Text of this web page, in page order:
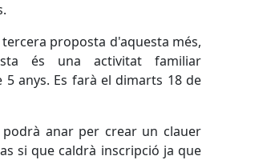
proposta d'aquesta més,
és una activitat familiar
anys. Es farà el dimarts 18 de
anar per crear un clauer
si que caldrà inscripció ja que